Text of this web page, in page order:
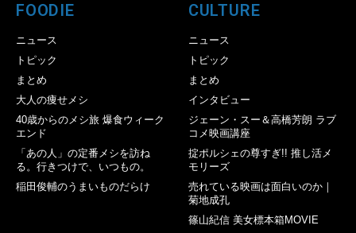
FOODIE
ニュース
トピック
まとめ
大人の痩せメシ
40歳からのメシ旅 爆食ウィーク
エンド
「あの人」の定番メシを訪ね
る。行きつけで、いつもの。
稲田俊輔のうまいものだらけ
CULTURE
ニュース
トピック
まとめ
インタビュー
ジェーン・スー＆高橋芳朗 ラブ
コメ映画講座
掟ポルシェの尊すぎ!! 推し活メ
モリーズ
売れている映画は面白いのか｜
菊地成孔
篠山紀信 美女標本箱MOVIE